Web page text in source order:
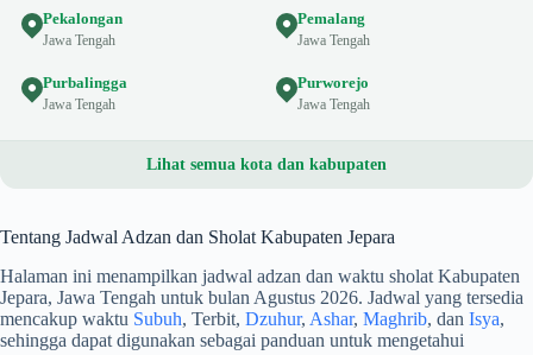
Pekalongan
Jawa Tengah
Pemalang
Jawa Tengah
Purbalingga
Jawa Tengah
Purworejo
Jawa Tengah
Lihat semua kota dan kabupaten
Tentang Jadwal Adzan dan Sholat Kabupaten Jepara
Halaman ini menampilkan jadwal adzan dan waktu sholat Kabupaten
Jepara, Jawa Tengah untuk bulan Agustus 2026. Jadwal yang tersedia
mencakup waktu Subuh, Terbit, Dzuhur, Ashar, Maghrib, dan Isya,
sehingga dapat digunakan sebagai panduan untuk mengetahui